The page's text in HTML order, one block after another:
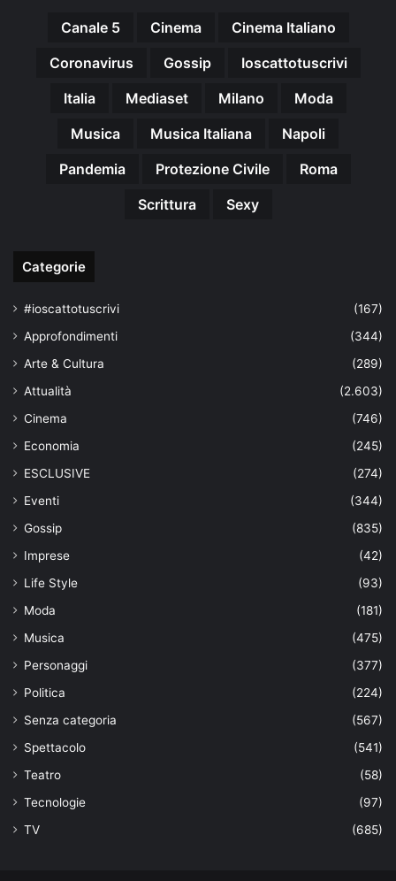
Canale 5 Cinema
Cinema Italiano
Coronavirus
Gossip
Ioscattotuscrivi
Italia
Mediaset Milano
Moda
Musica
Musica Italiana
Napoli
Pandemia
Protezione Civile
Roma
Scrittura
Sexy
Categorie
#ioscattotuscrivi
(167)
Approfondimenti
(344)
Arte & Cultura
(289)
Attualità
(2.603)
Cinema
(746)
Economia
(245)
ESCLUSIVE
(274)
Eventi
(344)
Gossip
(835)
Imprese
(42)
Life Style
(93)
Moda
(181)
Musica
(475)
Personaggi
(377)
Politica
(224)
Senza categoria
(567)
Spettacolo
(541)
Teatro
(58)
Tecnologie
(97)
TV
(685)